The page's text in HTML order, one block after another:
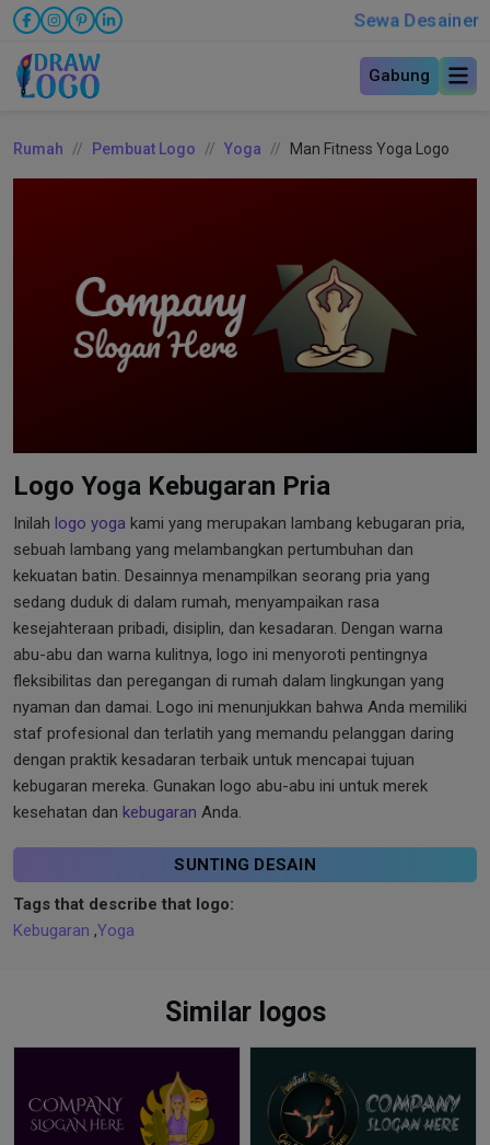
Sewa Desainer
Gabung
Rumah Pembuat Logo Yoga Man Fitness Yoga Logo
Logo Yoga Kebugaran Pria
Inilah logo yoga kami yang merupakan lambang kebugaran pria,
sebuah lambang yang melambangkan pertumbuhan dan
kekuatan batin. Desainnya menampilkan seorang pria yang
sedang duduk di dalam rumah, menyampaikan rasa
kesejahteraan pribadi, disiplin, dan kesadaran. Dengan warna
abu-abu dan warna kulitnya, logo ini menyoroti pentingnya
fleksibilitas dan peregangan di rumah dalam lingkungan yang
nyaman dan damai. Logo ini menunjukkan bahwa Anda memiliki
staf profesional dan terlatih yang memandu pelanggan daring
dengan praktik kesadaran terbaik untuk mencapai tujuan
kebugaran mereka. Gunakan logo abu-abu ini untuk merek
kesehatan dan kebugaran Anda.
SUNTING DESAIN
Tags that describe that logo:
Kebugaran ,Yoga
Similar logos